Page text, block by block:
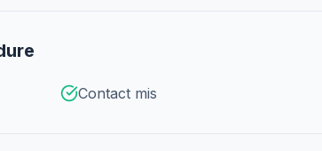
Contact mis